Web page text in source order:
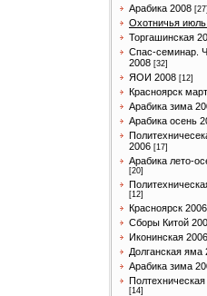
Арабика 2008 [27]
Охотничья
Торгашинская
Спас-семинар.
2008 [32]
ЯОИ 2008 [12]
Красноярск
Арабика зима
Арабика осень
2006 [17]
Арабика лето-
[20]
[12]
Красноярск 2006
Сборы Китой
Иконинская 2006
Долганская яма
Арабика зима
[14]